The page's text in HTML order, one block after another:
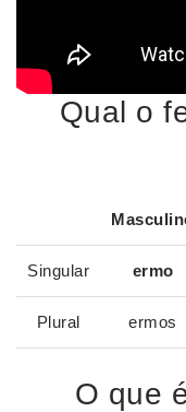
Qual o
Singular ermo
Plural ermos
O que